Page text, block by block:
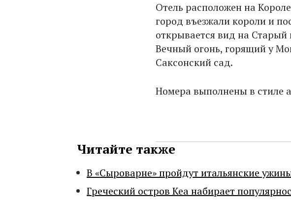
Отель расположен на
город въезжали короли и
открывается вид на
Вечный огонь, горящий у
Саксонский сад.
Номера выполнены в стиле
Читайте также
В «Сыроварне» пройдут итальянские
Греческий остров Кеа набирает